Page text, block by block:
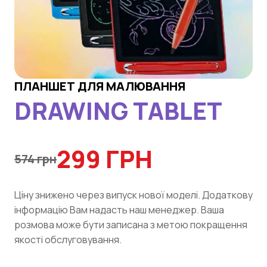
ПЛАНШЕТ ДЛЯ МАЛЮВАННЯ
DRAWING TABLET
574 грн299 ГРН
Цiну знижено через випуск нової моделi. Додаткову
iнформацiю Вам надасть наш менеджер. Ваша
розмова може бути записана з метою покращення
якостi обслуговування.